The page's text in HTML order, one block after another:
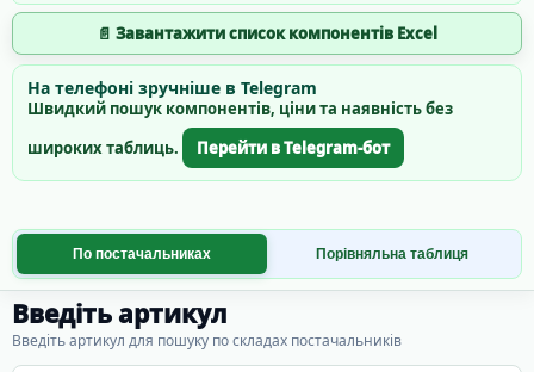
📄 Завантажити список компонентів Excel
На телефоні зручніше в Telegram
Швидкий пошук компонентів, ціни та наявність без
широких таблиць.
Перейти в Telegram-бот
По постачальниках Порівняльна таблиця
Введіть артикул
Введіть артикул для пошуку по складах постачальників